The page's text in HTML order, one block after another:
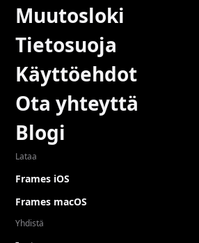
Muutosloki
Tietosuoja
Käyttöehdot
Ota yhteyttä
Blogi
Lataa
Frames iOS
Frames macOS
Yhdistä